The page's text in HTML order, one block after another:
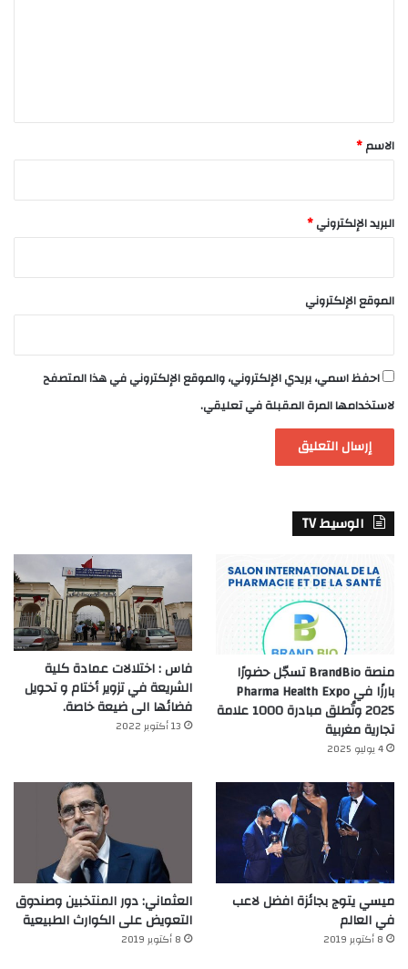
*
الاسم*
البريد الإلكتروني*
الموقع الإلكتروني
احفظ اسمي، بريدي الإلكتروني، والموقع الإلكتروني في هذا المتصفح
لاستخدامها المرة المقبلة في تعليقي.
الوسيط TV
منصة BrandBio تسجّل حضورًا
بارزًا في Pharma Health Expo
2025 وتُطلق مبادرة 1000 علامة
تجارية مغربية
4 يوليو 2025
فاس : اختلالات عمادة كلية
الشريعة في تزوير أختام و تحويل
فضائها الى ضيعة خاصة.
13 أكتوبر 2022
ميسي يتوج بجائزة افضل لاعب
في العالم‎
8 أكتوبر 2019
العثماني: دور المنتخبين وصندوق
التعويض على الكوارث الطبيعية
8 أكتوبر 2019